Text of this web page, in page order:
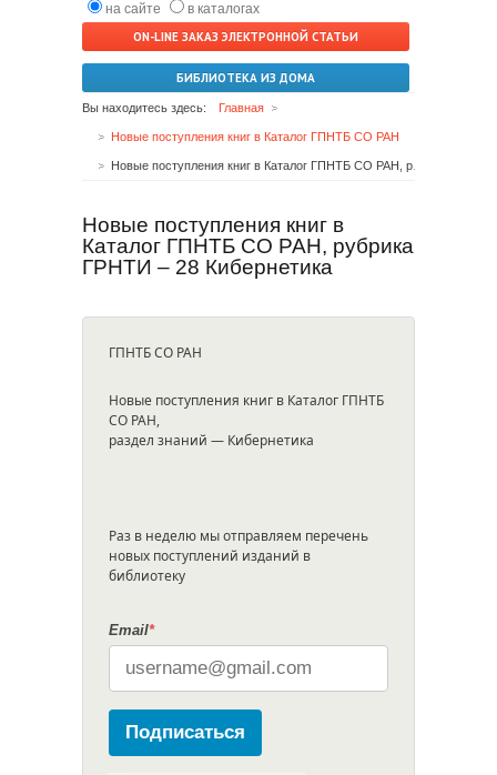
на сайте
в каталогах
ON-LINE ЗАКАЗ ЭЛЕКТРОННОЙ СТАТЬИ
БИБЛИОТЕКА ИЗ ДОМА
Вы находитесь здесь: Главная
Новые поступления книг в Каталог ГПНТБ СО РАН
Новые поступления книг в
Каталог ГПНТБ СО РАН, рубрика
ГРНТИ – 28 Кибернетика
ГПНТБ СО РАН
Новые поступления книг в Каталог ГПНТБ
СО РАН,
раздел знаний — Кибернетика
Раз в неделю мы отправляем перечень
новых поступлений изданий в
библиотеку
Email*
Подписаться